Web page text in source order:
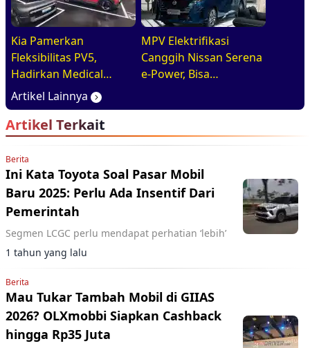
Kia Pamerkan
Fleksibilitas PV5,
Hadirkan Medical
Purpose Vehicle di
GIIAS 2026
MPV Elektrifikasi
Canggih Nissan Serena
e-Power, Bisa
Kebutuhan Harian
Artikel Lainnya
Artikel Terkait
Berita
Ini Kata Toyota Soal Pasar Mobil
Baru 2025: Perlu Ada Insentif Dari
Pemerintah
Segmen LCGC perlu mendapat perhatian ‘lebih’
1 tahun yang lalu
Berita
Mau Tukar Tambah Mobil di GIIAS
2026? OLXmobbi Siapkan Cashback
hingga Rp35 Juta